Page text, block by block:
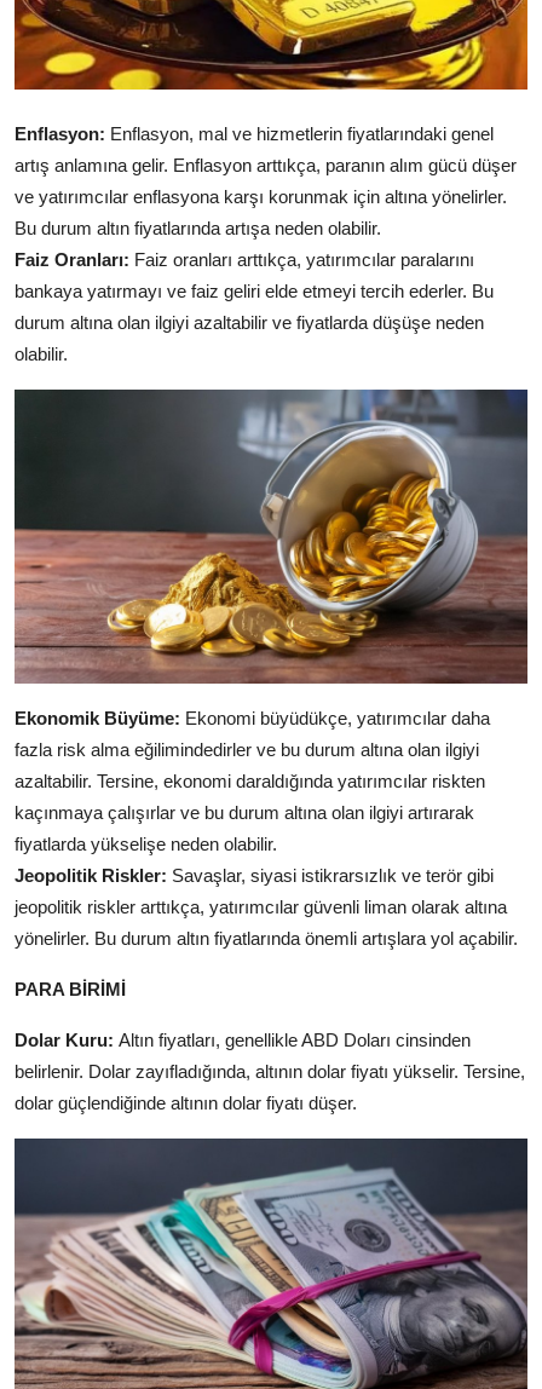
Enflasyon: Enflasyon, mal ve hizmetlerin fiyatlarındaki genel
artış anlamına gelir. Enflasyon arttıkça, paranın alım gücü düşer
ve yatırımcılar enflasyona karşı korunmak için altına yönelirler.
Bu durum altın fiyatlarında artışa neden olabilir.
Faiz Oranları: Faiz oranları arttıkça, yatırımcılar paralarını
bankaya yatırmayı ve faiz geliri elde etmeyi tercih ederler. Bu
durum altına olan ilgiyi azaltabilir ve fiyatlarda düşüşe neden
olabilir.
Ekonomik Büyüme: Ekonomi büyüdükçe, yatırımcılar daha
fazla risk alma eğilimindedirler ve bu durum altına olan ilgiyi
azaltabilir. Tersine, ekonomi daraldığında yatırımcılar riskten
kaçınmaya çalışırlar ve bu durum altına olan ilgiyi artırarak
fiyatlarda yükselişe neden olabilir.
Jeopolitik Riskler: Savaşlar, siyasi istikrarsızlık ve terör gibi
jeopolitik riskler arttıkça, yatırımcılar güvenli liman olarak altına
yönelirler. Bu durum altın fiyatlarında önemli artışlara yol açabilir.
PARA BİRİMİ
Dolar Kuru: Altın fiyatları, genellikle ABD Doları cinsinden
belirlenir. Dolar zayıfladığında, altının dolar fiyatı yükselir. Tersine,
dolar güçlendiğinde altının dolar fiyatı düşer.